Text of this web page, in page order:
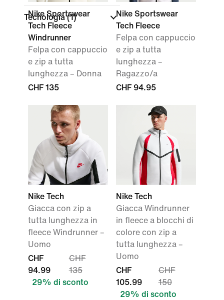
Tecnologia(1)
Nike Sportswear
Tech Fleece
Windrunner
Felpa con cappuccio
e zip a tutta
lunghezza – Donna
CHF 135
Nike Sportswear
Tech Fleece
Felpa con cappuccio
e zip a tutta
lunghezza –
Ragazzo/a
CHF 94.95
Nike Tech
Giacca con zip a
tutta lunghezza in
fleece Windrunner –
Uomo
CHF
94.99
CHF
135
29% di sconto
Nike Tech
Giacca Windrunner
in fleece a blocchi di
colore con zip a
tutta lunghezza –
Uomo
CHF
105.99
CHF
150
29% di sconto